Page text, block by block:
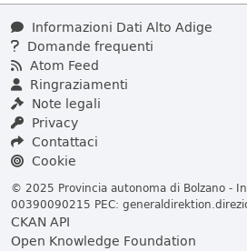
Informazioni Dati Alto Adige
Domande frequenti
Atom Feed
Ringraziamenti
Note legali
Privacy
Contattaci
Cookie
© 2025 Provincia autonoma di Bolzano -
00390090215 PEC:
CKAN API
Open Knowledge Foundation